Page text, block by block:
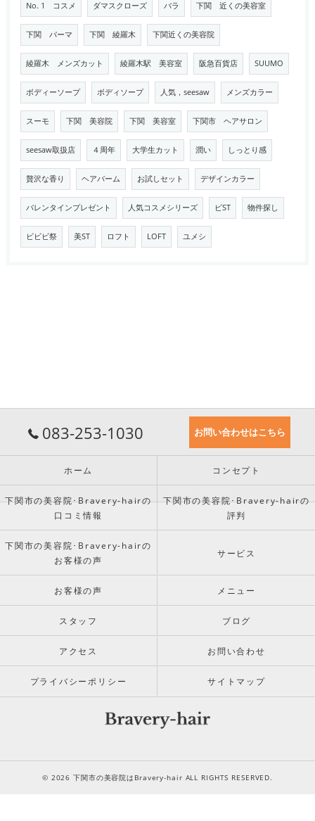
No. 1 コスメ ダマスクローズ バラ 下関 近くの美容室
下関 パーマ 下関 綾羅木 下関近くの美容院
綾羅木 メンズカット 綾羅木駅 美容室 阪急百貨店 SUUMO
ボディーソープ ボディソープ 人気，seesaw メンズカラー
スーモ 下関 美容院 下関 美容室 下関市 ヘアサロン
seesaw取扱店 ４周年 大学生カット 潤い しっとり感
贅沢な香り ヘアバーム お試しセット デザインカラー
バレンタインプレゼント 人気コスメシリーズ ビST 物件探し
ビビビ祭 美ST ロフト LOFT ユメシ
083-253-1030 お問い合わせはこちら
ホーム コンセプト
下関市の美容院･Bravery-hairの
口コミ情報
下関市の美容院･Bravery-hairの
評判
下関市の美容院･Bravery-hairの
お客様の声
サービス
お客様の声 メニュー
スタッフ ブログ
アクセス お問い合わせ
プライバシーポリシー サイトマップ
© 2026 下関市の美容院はBravery-hair ALL RIGHTS RESERVED.